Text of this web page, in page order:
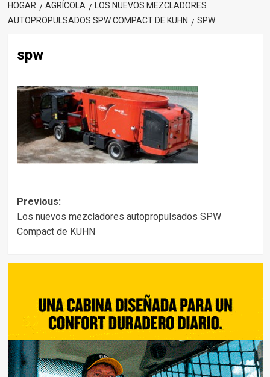
HOGAR AGRÍCOLA
LOS NUEVOS MEZCLADORES
AUTOPROPULSADOS SPW COMPACT DE KUHN
SPW
spw
Post
navigation
Previous:
Los nuevos mezcladores autopropulsados SPW
Compact de KUHN